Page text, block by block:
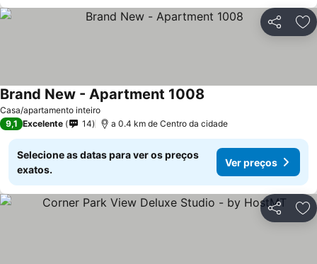
Partilhar
Casa/apartamento inteiro
Brand New - Apartment 1008
9,1 Excelente 14 a 0.4 km de Centro da cidade
Selecione as datas para ver os preços
exatos.
Ver preços
Partilhar